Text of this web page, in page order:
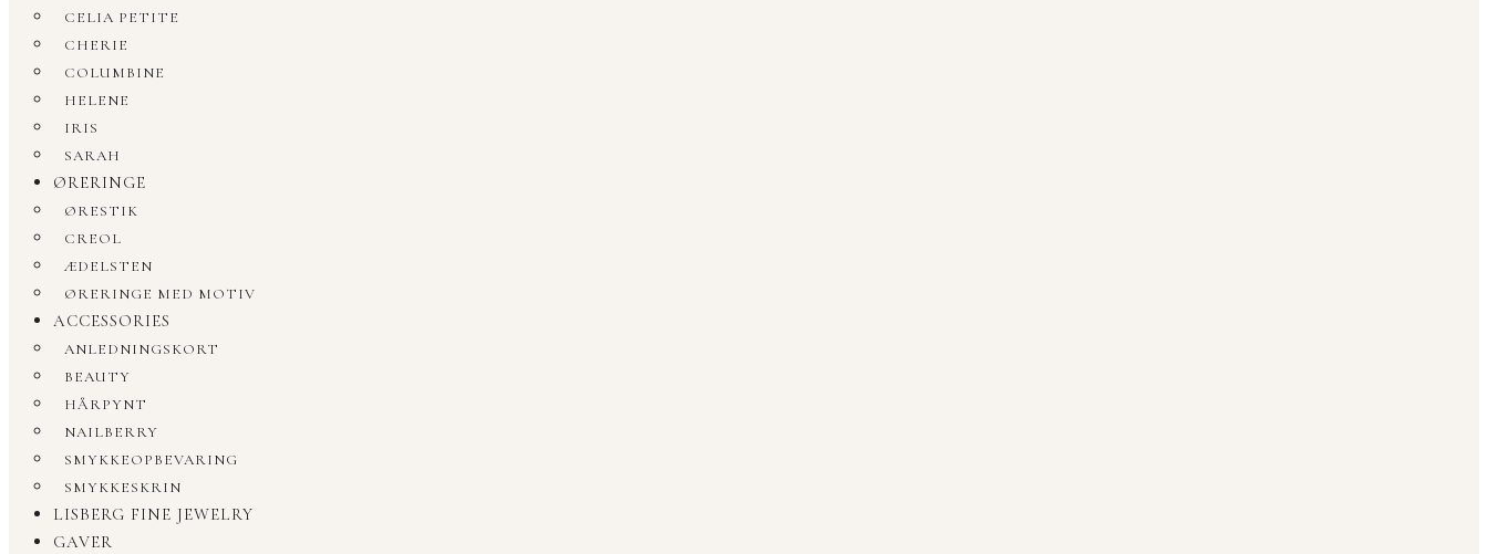
CELIA PETITE
CHERIE
COLUMBINE
HELENE
IRIS
SARAH
ØRERINGE
ØRESTIK
CREOL
ÆDELSTEN
ØRERINGE MED MOTIV
ACCESSORIES
ANLEDNINGSKORT
BEAUTY
HÅRPYNT
NAILBERRY
SMYKKEOPBEVARING
SMYKKESKRIN
LISBERG FINE JEWELRY
GAVER